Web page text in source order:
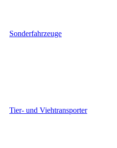
Sonderfahrzeuge
Tier- und Viehtransporter